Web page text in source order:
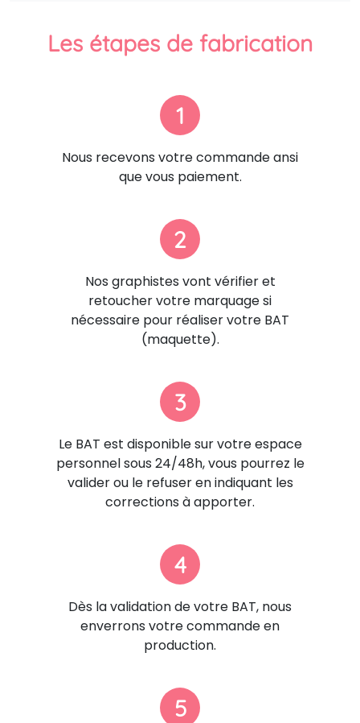
Les étapes de fabrication
1
Nous recevons votre commande ansi
que vous paiement.
2
Nos graphistes vont vérifier et
retoucher votre marquage si
nécessaire pour réaliser votre BAT
(maquette).
3
Le BAT est disponible sur votre espace
personnel sous 24/48h, vous pourrez le
valider ou le refuser en indiquant les
corrections à apporter.
4
Dès la validation de votre BAT, nous
enverrons votre commande en
production.
5